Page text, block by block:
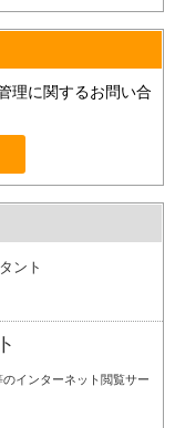
理に関するお問い合
ント
インターネット閲覧サー